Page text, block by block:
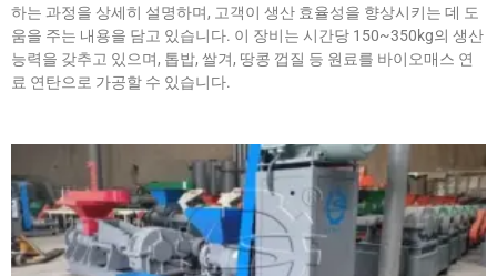
하는 과정을 상세히 설명하며, 고객이 생산 효율성을 향상시키는 데 도
움을 주는 내용을 담고 있습니다. 이 장비는 시간당 150~350kg의 생산
능력을 갖추고 있으며, 톱밥, 쌀겨, 땅콩 껍질 등 원료를 바이오매스 연
료 연탄으로 가공할 수 있습니다.